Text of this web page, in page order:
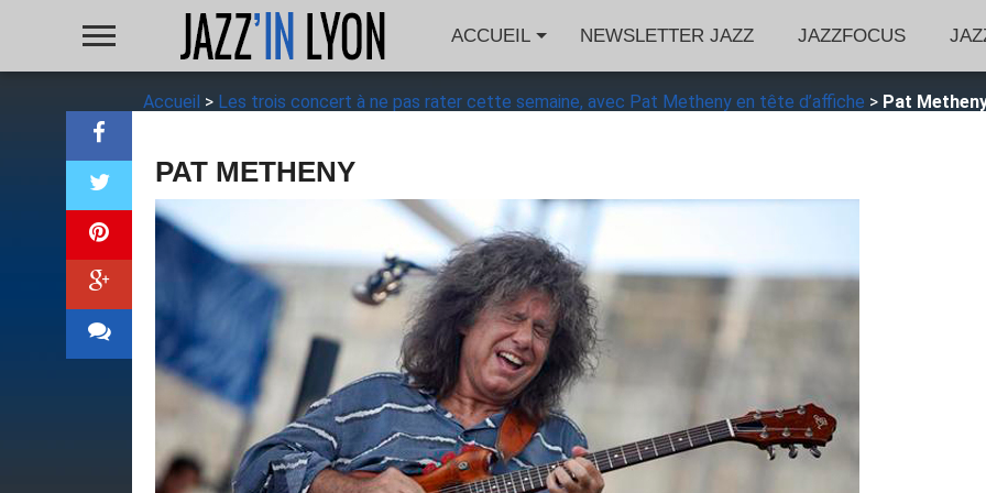
ACCUEIL NEWSLETTER JAZZ JAZZFOCUS
Accueil > Les trois concert à ne pas rater cette semaine, avec Pat Metheny en tête d’affiche > Pat
PAT METHENY